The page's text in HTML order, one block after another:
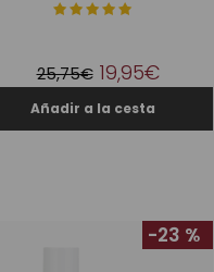
25,75€ 19,95€
-23 %